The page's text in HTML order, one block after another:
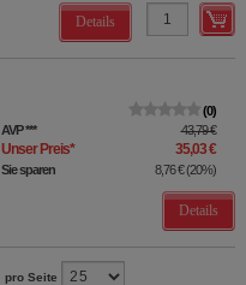
Details
0
AVP*** 43,79 €
Unser Preis* 35,03 €
Sie sparen 8,76 €(20%)
Details
pro Seite